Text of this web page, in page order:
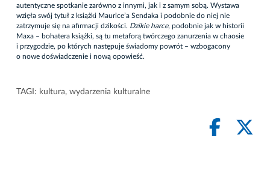
autentyczne spotkanie zarówno z innymi, jak i z samym sobą. Wystawa
wzięła swój tytuł z książki Maurice’a Sendaka i podobnie do niej nie
zatrzymuje się na afirmacji dzikości. Dzikie harce, podobnie jak w historii
Maxa – bohatera książki, są tu metaforą twórczego zanurzenia w chaosie
i przygodzie, po których następuje świadomy powrót – wzbogacony
o nowe doświadczenie i nową opowieść.
TAGI: kultura, wydarzenia kulturalne